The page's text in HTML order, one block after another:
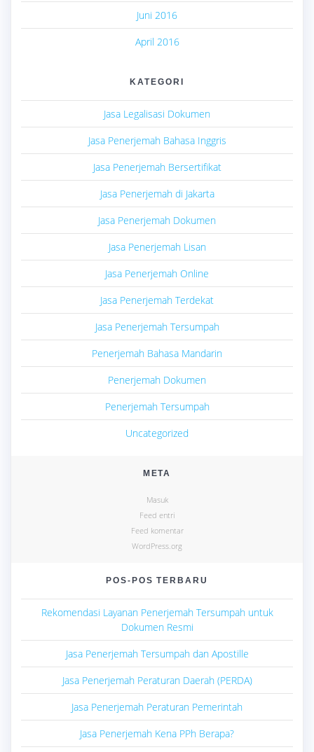
Juni 2016
April 2016
KATEGORI
Jasa Legalisasi Dokumen
Jasa Penerjemah Bahasa Inggris
Jasa Penerjemah Bersertifikat
Jasa Penerjemah di Jakarta
Jasa Penerjemah Dokumen
Jasa Penerjemah Lisan
Jasa Penerjemah Online
Jasa Penerjemah Terdekat
Jasa Penerjemah Tersumpah
Penerjemah Bahasa Mandarin
Penerjemah Dokumen
Penerjemah Tersumpah
Uncategorized
META
Masuk
Feed entri
Feed komentar
WordPress.org
POS-POS TERBARU
Rekomendasi Layanan Penerjemah Tersumpah untuk
Dokumen Resmi
Jasa Penerjemah Tersumpah dan Apostille
Jasa Penerjemah Peraturan Daerah (PERDA)
Jasa Penerjemah Peraturan Pemerintah
Jasa Penerjemah Kena PPh Berapa?